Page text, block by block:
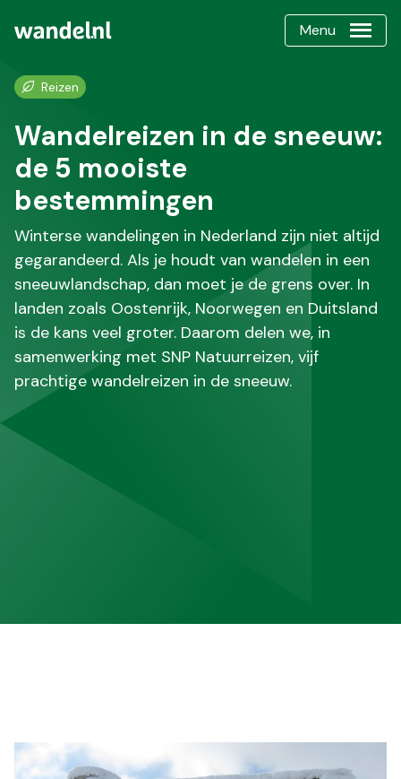
Menu
Reizen
Wandelreizen in de sneeuw:
de 5 mooiste
bestemmingen
Winterse wandelingen in Nederland zijn niet altijd
gegarandeerd. Als je houdt van wandelen in een
sneeuwlandschap, dan moet je de grens over. In
landen zoals Oostenrijk, Noorwegen en Duitsland
is de kans veel groter. Daarom delen we, in
samenwerking met SNP Natuurreizen, vijf
prachtige wandelreizen in de sneeuw.